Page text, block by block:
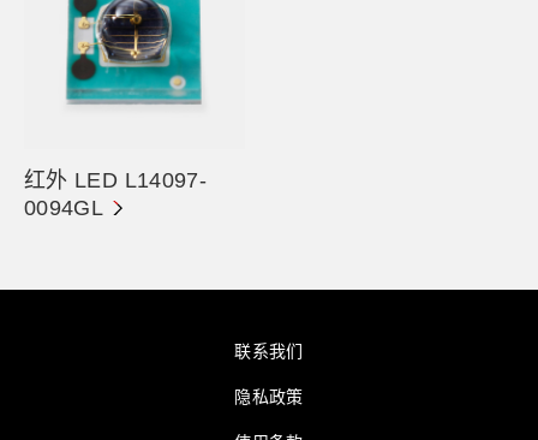
红外 LED L14097-
0094GL
联系我们
隐私政策